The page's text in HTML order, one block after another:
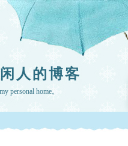
人的博客
personal home。